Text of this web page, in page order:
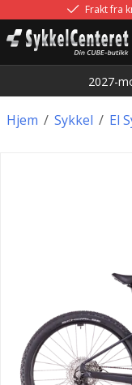
Frakt fra
2027-
/
Hjem /
Sykkel El